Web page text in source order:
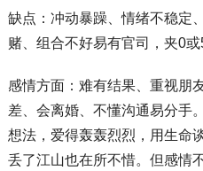
缺点：冲动暴躁、情绪不稳定
赌、组合不好易有官司，夹0或
感情方面：难有结果、重视朋
差、会离婚、不懂沟通易分手
想法，爱得轰轰烈烈，用生命
丢了江山也在所不惜。但感情